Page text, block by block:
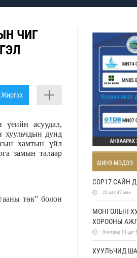
ЧИГ
Жиргэх
асуудал,
хуульчдын дунд
хамтын үйл
замын талаар
төв” болон
ШИНЭ МЭДЭЭ
COP17 САЙН
22 цаг 47 мин
МОНГОЛЫН
ХОРООНЫ
САНАМЖ
Өчигдөр 13 цаг
ХУУЛЬЧИД